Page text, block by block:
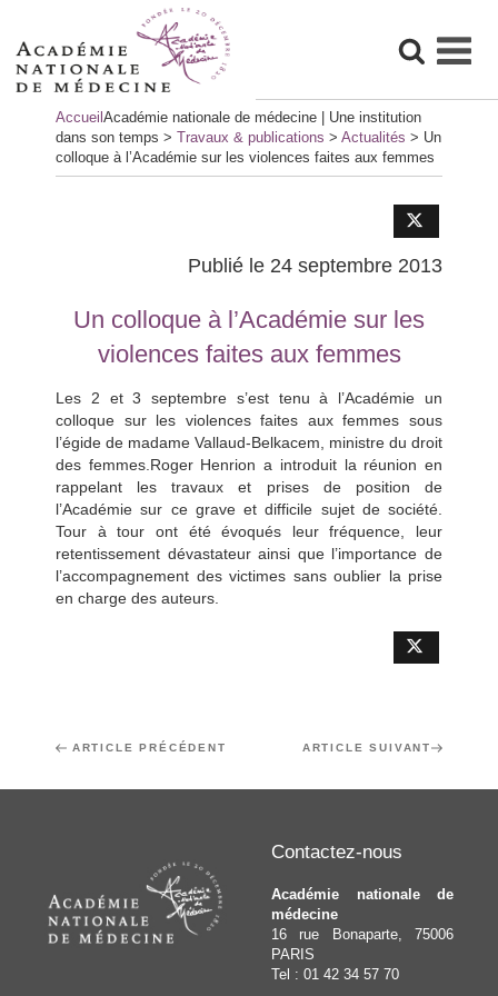
Accueil Académie nationale de médecine | Une institution
dans son temps > Travaux & publications > Actualités > Un
colloque à l’Académie sur les violences faites aux femmes
Publié le 24 septembre 2013
Un colloque à l’Académie sur les
violences faites aux femmes
Les 2 et 3 septembre s’est tenu à l’Académie un
colloque sur les violences faites aux femmes sous
l’égide de madame Vallaud-Belkacem, ministre du droit
des femmes.Roger Henrion a introduit la réunion en
rappelant les travaux et prises de position de
l’Académie sur ce grave et difficile sujet de société.
Tour à tour ont été évoqués leur fréquence, leur
retentissement dévastateur ainsi que l’importance de
l’accompagnement des victimes sans oublier la prise
en charge des auteurs.
Navigation
l’article
Article
ARTICLE PRÉCÉDENT
Article
ARTICLE SUIVANT
Contactez-nous
Académie nationale de
médecine
16 rue Bonaparte, 75006
PARIS
Tel : 01 42 34 57 70